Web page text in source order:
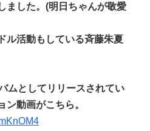
ました。(明日ちゃんが敬愛
ル活動もしている斉藤朱夏
ムとしてリリースされてい
ン動画がこちら。